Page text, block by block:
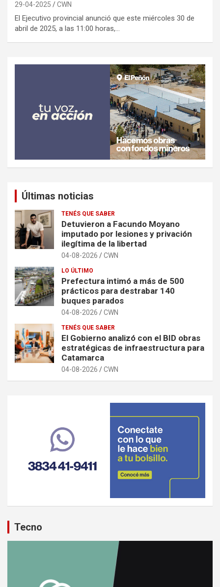
29-04-2025 CWN
El Ejecutivo provincial anunció que este miércoles 30 de
abril de 2025, a las 11:00 horas,…
Últimas noticias
TENÉS QUE SABER
Detuvieron a Facundo Moyano
imputado por lesiones y privación
ilegítima de la libertad
04-08-2026 CWN
LO ÚLTIMO
Prefectura intimó a más de 500
prácticos para destrabar 140
buques parados
04-08-2026 CWN
TENÉS QUE SABER
El Gobierno analizó con el BID obras
estratégicas de infraestructura para
Catamarca
04-08-2026 CWN
Tecno